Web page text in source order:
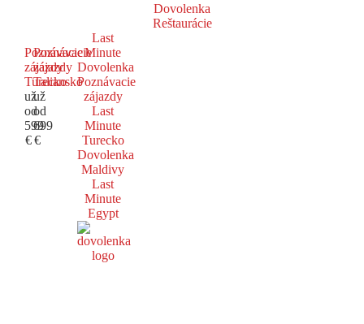
Dovolenka
Reštaurácie
Poznávacie
zájazdy
Turecko
už
od
599
€
Poznávacie
zájazdy
Taliansko
už
od
699
€
Last
Minute
Dovolenka
Poznávacie
zájazdy
Last
Minute
Turecko
Dovolenka
Maldivy
Last
Minute
Egypt